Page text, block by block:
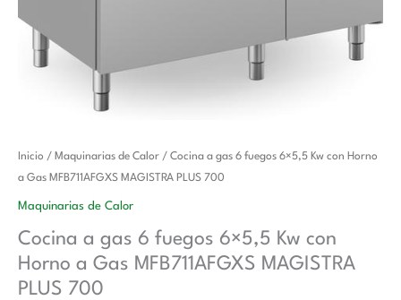
Inicio / Maquinarias de Calor / Cocina a gas 6 fuegos 6×5,5 Kw con Horno
a Gas MFB711AFGXS MAGISTRA PLUS 700
Maquinarias de Calor
Cocina a gas 6 fuegos 6×5,5 Kw con
Horno a Gas MFB711AFGXS MAGISTRA
PLUS 700
El
precio
original
5.087,00 €.
El
precio
3.239,00 €.
Cocina
a
gas
fuegos
6x5,5
Kw